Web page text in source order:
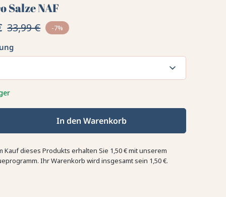
Salze NAF
33,99 € -7%
In den Warenkorb
Kauf dieses Produkts erhalten Sie 1,50 €mit unserem
Ihr Warenkorb wird insgesamt sein 1,50 €.